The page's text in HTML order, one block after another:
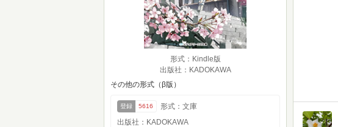
形式：Kindle版
出版社：KADOKAWA
その他の形式（β版）
登録 5616
形式：文庫
出版社：KADOKAWA